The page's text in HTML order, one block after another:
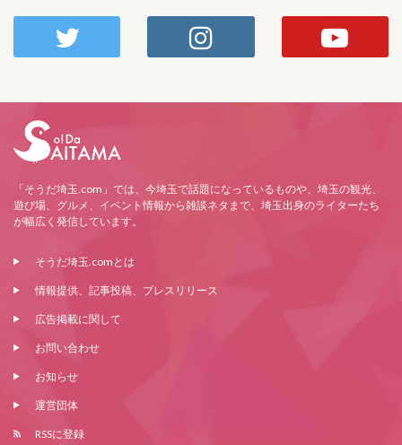
「そうだ埼玉.com」では、今埼玉で話題になっているものや、埼玉の観光、
遊び場、グルメ、イベント情報から雑談ネタまで、埼玉出身のライターたち
が幅広く発信しています。
そうだ埼玉.comとは
情報提供、記事投稿、プレスリリース
広告掲載に関して
お問い合わせ
お知らせ
運営団体
RSSに登録